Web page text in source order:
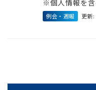
※個人情報を
例会・週報 更新: